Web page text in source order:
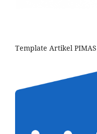
Template Artikel PIMAS